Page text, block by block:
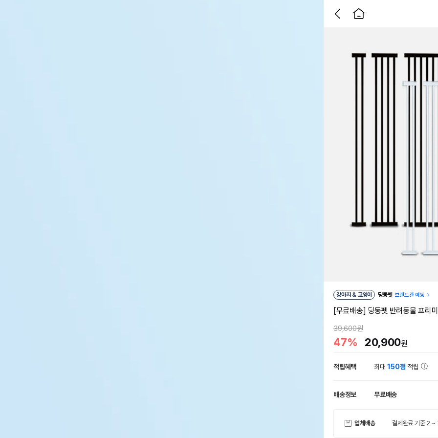
강아지 & 고양이 딩동펫 브랜드관 이동
[무료배송] 딩동펫 반려동물 프리
39,600원
47% 20,900원
적립혜택 최대150점 적립
배송정보 무료배송
업체배송 결제완료 기준 2 ~